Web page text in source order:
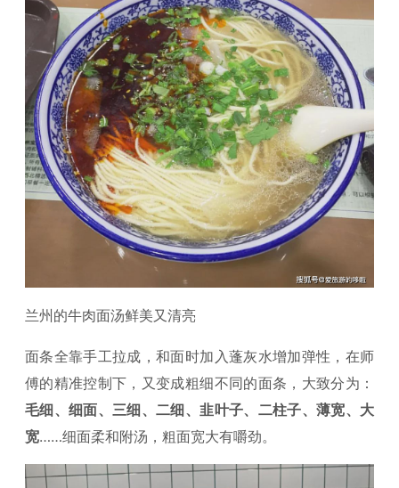
兰州的牛肉面汤鲜美又清亮
面条全靠手工拉成，和面时加入蓬灰水增加弹性，在师
傅的精准控制下，又变成粗细不同的面条，大致分为：
毛细、细面、三细、二细、韭叶子、二柱子、薄宽、大
宽……细面柔和附汤，粗面宽大有嚼劲。